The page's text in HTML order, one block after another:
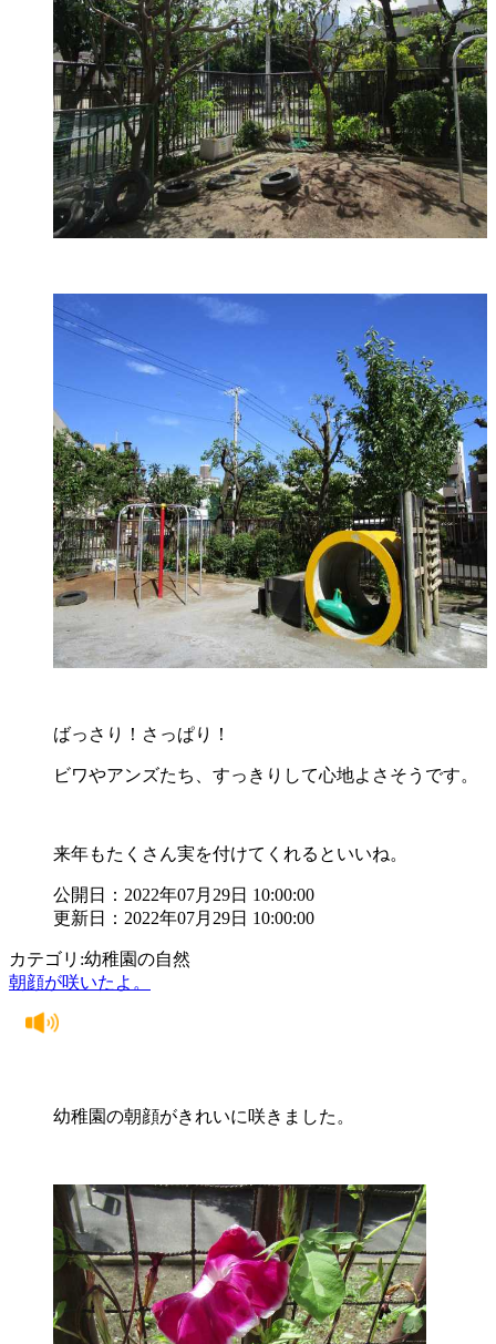
ばっさり！さっぱり！
ビワやアンズたち、すっきりして心地よさそうです。
来年もたくさん実を付けてくれるといいね。
公開日：2022年07月29日 10:00:00
更新日：2022年07月29日 10:00:00
カテゴリ:幼稚園の自然
朝顔が咲いたよ。
幼稚園の朝顔がきれいに咲きました。